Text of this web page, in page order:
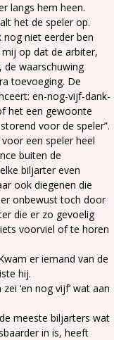
langs hem heen.
het de speler op.
niet eerder ben
mij op dat de arbiter,
de waarschuwing
toevoeging. De
en-nog-vijf-dank-
het een gewoonte
voor de speler”.
een speler heel
buiten de
biljarter even
ook diegenen die
onbewust toch door
die er zo gevoelig
voorviel of te horen
er iemand van de
hij.
‘en nog vijf’ wat aan
meeste biljarters wat
in is, heeft